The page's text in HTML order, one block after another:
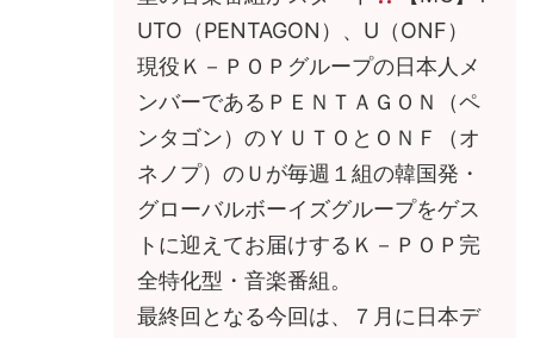
UTO（PENTAGON）、U（ONF）
現役Ｋ－ＰＯＰグループの日本人メ
ンバーであるＰＥＮＴＡＧＯＮ（ペ
ンタゴン）のＹＵＴＯとＯＮＦ（オ
ネノプ）のＵが毎週１組の韓国発・
グローバルボーイズグループをゲス
トに迎えてお届けするＫ－ＰＯＰ完
全特化型・音楽番組。
最終回となる今回は、７月に日本デ